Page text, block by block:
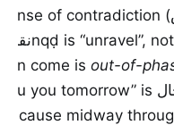
sense of contradiction (
نقضnqḍ is “unravel”,
can come is out-of-
you you tomorrow” is
because midway